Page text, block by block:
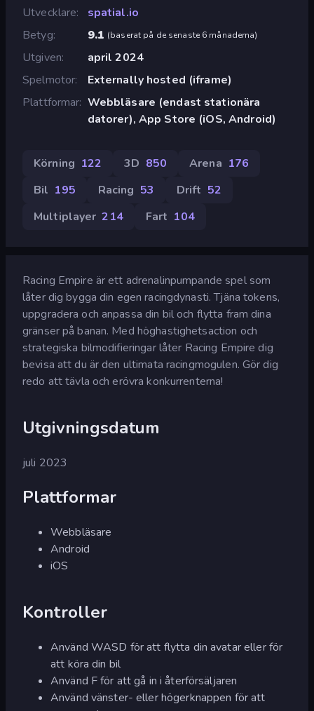
Utvecklare
spatial.io
Betyg
9.1 (baserat på de senaste 6 månaderna)
Utgiven
april 2024
Spelmotor
Externally hosted (iframe)
Plattformar Webbläsare (endast stationära
datorer), App Store (iOS, Android)
Körning 122 3D 850 Arena 176
Bil 195 Racing 53 Drift 52
Multiplayer 214 Fart 104
Racing Empire är ett adrenalinpumpande spel som
låter dig bygga din egen racingdynasti. Tjäna tokens,
uppgradera och anpassa din bil och flytta fram dina
gränser på banan. Med höghastighetsaction och
strategiska bilmodifieringar låter Racing Empire dig
bevisa att du är den ultimata racingmogulen. Gör dig
redo att tävla och erövra konkurrenterna!
Utgivningsdatum
juli 2023
Plattformar
Webbläsare
Android
iOS
Kontroller
Använd WASD för att flytta din avatar eller för
att köra din bil
Använd F för att gå in i återförsäljaren
Använd vänster- eller högerknappen för att